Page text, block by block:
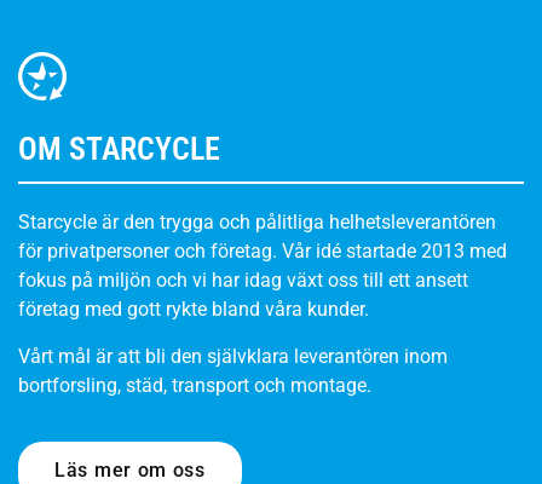
OM STARCYCLE
Starcycle är den trygga och pålitliga helhetsleverantören
för privatpersoner och företag. Vår idé startade 2013 med
fokus på miljön och vi har idag växt oss till ett ansett
företag med gott rykte bland våra kunder.
Vårt mål är att bli den självklara leverantören inom
bortforsling, städ, transport och montage.
Läs mer om oss